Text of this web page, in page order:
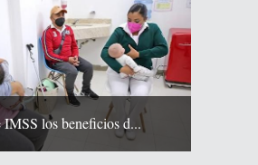
IMSS los beneficios d...